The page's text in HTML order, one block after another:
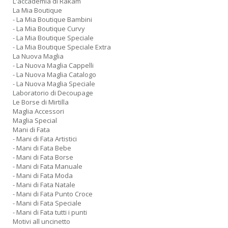
La Mia Boutique
- La Mia Boutique Bambini
- La Mia Boutique Curvy
- La Mia Boutique Speciale
- La Mia Boutique Speciale Extra
La Nuova Maglia
- La Nuova Maglia Cappelli
- La Nuova Maglia Catalogo
- La Nuova Maglia Speciale
Laboratorio di Decoupage
Le Borse di Mirtilla
Maglia Accessori
Maglia Special
Mani di Fata
- Mani di Fata Artistici
- Mani di Fata Bebe
- Mani di Fata Borse
- Mani di Fata Manuale
- Mani di Fata Moda
- Mani di Fata Natale
- Mani di Fata Punto Croce
- Mani di Fata Speciale
- Mani di Fata tutti i punti
Motivi all uncinetto